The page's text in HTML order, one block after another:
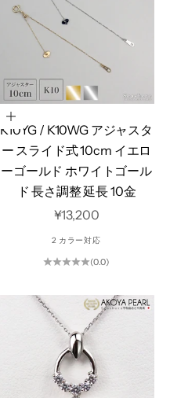
オプションを選択
K10YG / K10WG アジャスタ
ー スライド式 10cm イエロ
ーゴールド ホワイトゴール
ド 長さ調整 延長 10金
セール価格
¥13,200
2 カラー対応
(0.0)